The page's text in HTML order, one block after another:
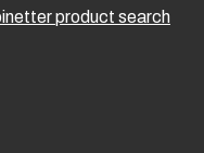
product search